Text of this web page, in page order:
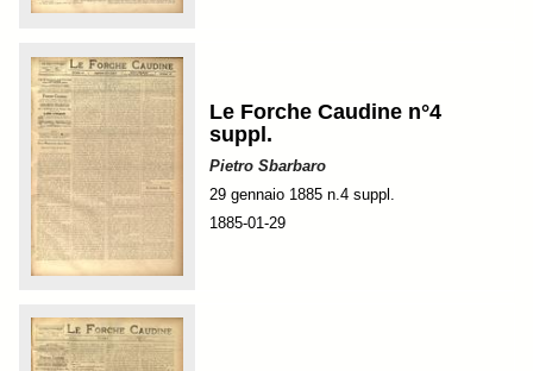
Le Forche Caudine n°4
suppl.
Pietro Sbarbaro
29 gennaio 1885 n.4 suppl.
1885-01-29